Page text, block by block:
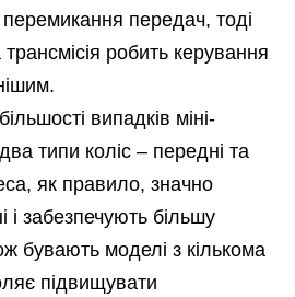
передач, тоді
трансмісія робить керування
випадків міні-
типи коліс – передні та
як правило, значно
і забезпечують більшу
бувають моделі з кількома
підвищувати